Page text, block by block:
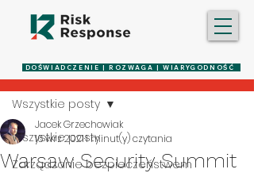
DOŚWIADCZENIE | ROZWAGA | WIARYGODNOŚĆ
Post
Wszystkie posty
Zarządzanie bezpieczeństwem
Wszystkie posty
Warsaw Security Summit
Jacek Grzechowiak
16 wrz 20211 minut(y) czytania